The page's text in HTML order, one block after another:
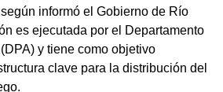
informó el Gobierno de Río
es ejecutada por el Departamento
y tiene como objetivo
clave para la distribución del